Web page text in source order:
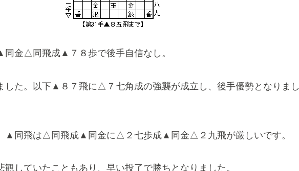
金△同飛成▲７８歩で後手自信なし。
した。以下▲８７飛に△７七角成の強襲が成立し、後手優勢となりまし
▲同飛は△同飛成▲同金に△２七歩成▲同金△２九飛が厳しいです。
観していたこともあり、早い投了で勝ちとなりました。